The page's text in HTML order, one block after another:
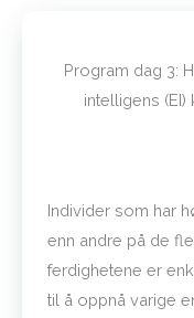
du
språk
sorg
driver
Program dag 3:
intelligens
Individer som har
enn andre på de
ferdighetene er
til å oppnå varige